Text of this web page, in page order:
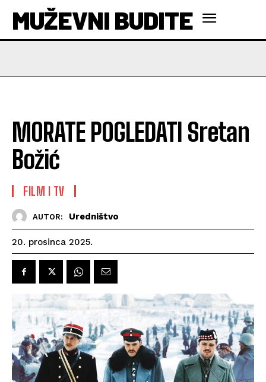
MUŽEVNI BUDITE
MORATE POGLEDATI Sretan
Božić
FILM I TV
AUTOR: Uredništvo
20. prosinca 2025.